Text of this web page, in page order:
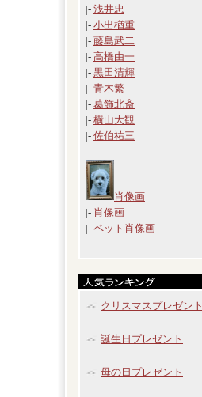
|- 浅井忠
|- 小出楢重
|- 藤島武二
|- 高橋由一
|- 黒田清輝
|- 青木繁
|- 葛飾北斎
|- 横山大観
|- 佐伯祐三
肖像画
|- 肖像画
|- ペット肖像画
クリスマスプレゼント
誕生日プレゼント
母の日プレゼント